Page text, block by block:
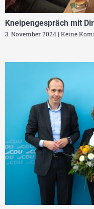
Kneipengespräch mit
3. November 2024 Keine